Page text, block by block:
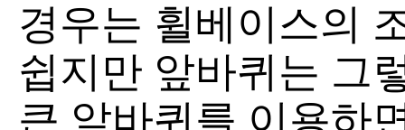
경우는 휠베이스의
쉽지만 앞바퀴는 그
큰 앞바퀴를 이용하